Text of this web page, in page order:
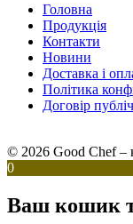
Головна
Продукція
Контакти
Новини
Доставка і
Політика
Договір
© 2026 Good Chef –
0
Ваш кошик